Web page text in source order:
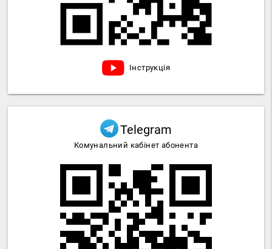
Інструкція
Telegram
Комунальний кабінет абонента